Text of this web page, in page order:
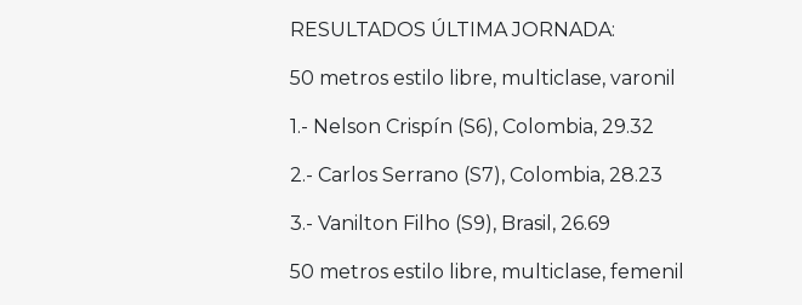
RESULTADOS ÚLTIMA JORNADA:
50 metros estilo libre, multiclase, varonil
1.- Nelson Crispín (S6), Colombia, 29.32
2.- Carlos Serrano (S7), Colombia, 28.23
3.- Vanilton Filho (S9), Brasil, 26.69
50 metros estilo libre, multiclase, femenil